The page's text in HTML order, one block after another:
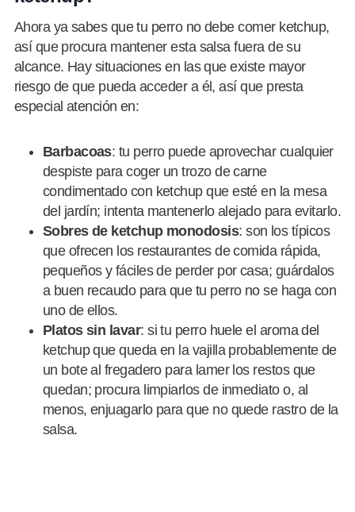
Ahora ya sabes que tu perro no debe comer ketchup,
así que procura mantener esta salsa fuera de su
alcance. Hay situaciones en las que existe mayor
riesgo de que pueda acceder a él, así que presta
especial atención en:
Barbacoas: tu perro puede aprovechar cualquier
despiste para coger un trozo de carne
condimentado con ketchup que esté en la mesa
del jardín; intenta mantenerlo alejado para evitarlo.
Sobres de ketchup monodosis: son los típicos
que ofrecen los restaurantes de comida rápida,
pequeños y fáciles de perder por casa; guárdalos
a buen recaudo para que tu perro no se haga con
uno de ellos.
Platos sin lavar: si tu perro huele el aroma del
ketchup que queda en la vajilla probablemente de
un bote al fregadero para lamer los restos que
quedan; procura limpiarlos de inmediato o, al
menos, enjuagarlo para que no quede rastro de la
salsa.